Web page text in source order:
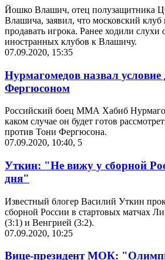
Йошко Влашич, отец полузащитника
Влашича, заявил, что московский клуб
продавать игрока. Ранее ходили слухи
иностранных клубов к Влашичу.
07.09.2020, 15:35
Нурмагомедов назвал условие
Фергюсоном
Российский боец ММА Хабиб
каком случае он будет готов
против Тони Фергюсона.
07.09.2020, 10:40, 5
Уткин: "Не вижу у сборной
дня"
Известный блогер Василий Уткин
сборной России в стартовых матчах
(3:1) и Венгрией (3:2).
07.09.2020, 10:25
Вице-президент МОК: